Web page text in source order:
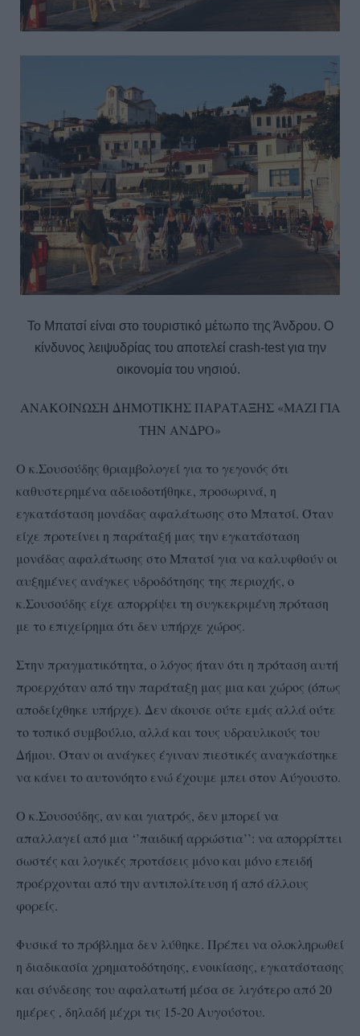
Το Μπατσί είναι στο τουριστικό μέτωπο της Άνδρου. Ο
κίνδυνος λειψυδρίας του αποτελεί crash-test για την
οικονομία του νησιού.
ΑΝΑΚΟΙΝΩΣΗ ΔΗΜΟΤΙΚΗΣ ΠΑΡΑΤΑΞΗΣ «ΜΑΖΙ ΓΙΑ
ΤΗΝ ΑΝΔΡΟ»
Ο κ.Σουσούδης θριαμβολογεί για το γεγονός ότι
καθυστερημένα αδειοδοτήθηκε, προσωρινά, η
εγκατάσταση μονάδας αφαλάτωσης στο Μπατσί. Όταν
είχε προτείνει η παράταξή μας την εγκατάσταση
μονάδας αφαλάτωσης στο Μπατσί για να καλυφθούν οι
αυξημένες ανάγκες υδροδότησης της περιοχής, ο
κ.Σουσούδης είχε απορρίψει τη συγκεκριμένη πρόταση
με το επιχείρημα ότι δεν υπήρχε χώρος.
Στην πραγματικότητα, ο λόγος ήταν ότι η πρόταση αυτή
προερχόταν από την παράταξη μας μια και χώρος (όπως
αποδείχθηκε υπήρχε). Δεν άκουσε ούτε εμάς αλλά ούτε
το τοπικό συμβούλιο, αλλά και τους υδραυλικούς του
Δήμου. Όταν οι ανάγκες έγιναν πιεστικές αναγκάστηκε
να κάνει το αυτονόητο ενώ έχουμε μπει στον Αύγουστο.
Ο κ.Σουσούδης, αν και γιατρός, δεν μπορεί να
απαλλαγεί από μια ‘’παιδική αρρώστια’’: να απορρίπτει
σωστές και λογικές προτάσεις μόνο και μόνο επειδή
προέρχονται από την αντιπολίτευση ή από άλλους
φορείς.
Φυσικά το πρόβλημα δεν λύθηκε. Πρέπει να ολοκληρωθεί
η διαδικασία χρηματοδότησης, ενοικίασης, εγκατάστασης
και σύνδεσης του αφαλατωτή μέσα σε λιγότερο από 20
ημέρες , δηλαδή μέχρι τις 15-20 Αυγούστου.